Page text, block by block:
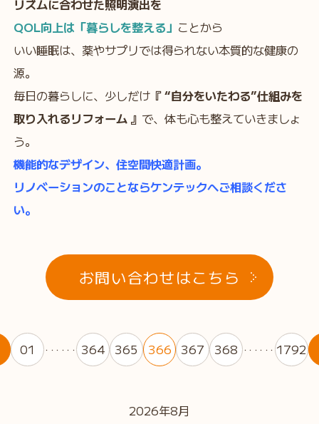
リズムに合わせた照明演出を
QOL向上は「暮らしを整える」 ことから
いい睡眠は、薬やサプリでは得られない本質的な健康の
源。
毎日の暮らしに、少しだけ『 “自分をいたわる”仕組みを
取り入れるリフォーム 』 で、体も心も整えていきましょ
う。
機能的なデザイン、住空間快適計画。
リノベーションのことならケンテックへご相談くださ
い。
お問い合わせはこちら
01 ・・・・・・ 364 365 366 367 368 ・・・・・・ 1792
2026年8月